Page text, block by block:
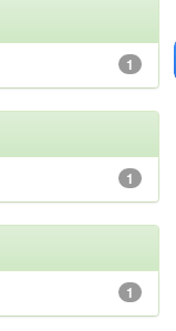
1
1
1